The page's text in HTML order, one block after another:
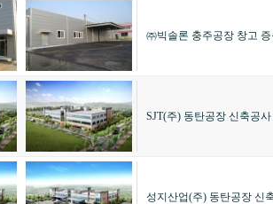
㈜빅솔론 충주공장 창고
SJT(주) 동탄공장 신축공사
성지산업(주) 동탄공장 신